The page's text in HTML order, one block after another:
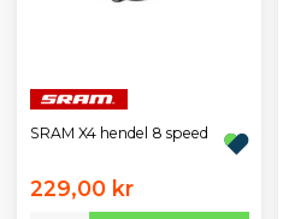
SRAM X4 hendel 8 speed
229,00 kr